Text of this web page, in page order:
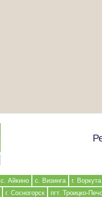
с. Айкино с. Визинга
г. Воркута
г. Сосногорск пгт. Троицко-